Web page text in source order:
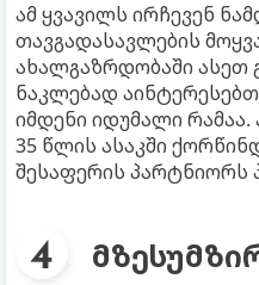
ამ ყვავილს ირჩევენ
თავგადასავლების
ახალგაზრდობაში ასეთ
ნაკლებად
იმდენი იდუმალი რამაა.
35 წლის ასაკში
შესაფერის პარტნიორს